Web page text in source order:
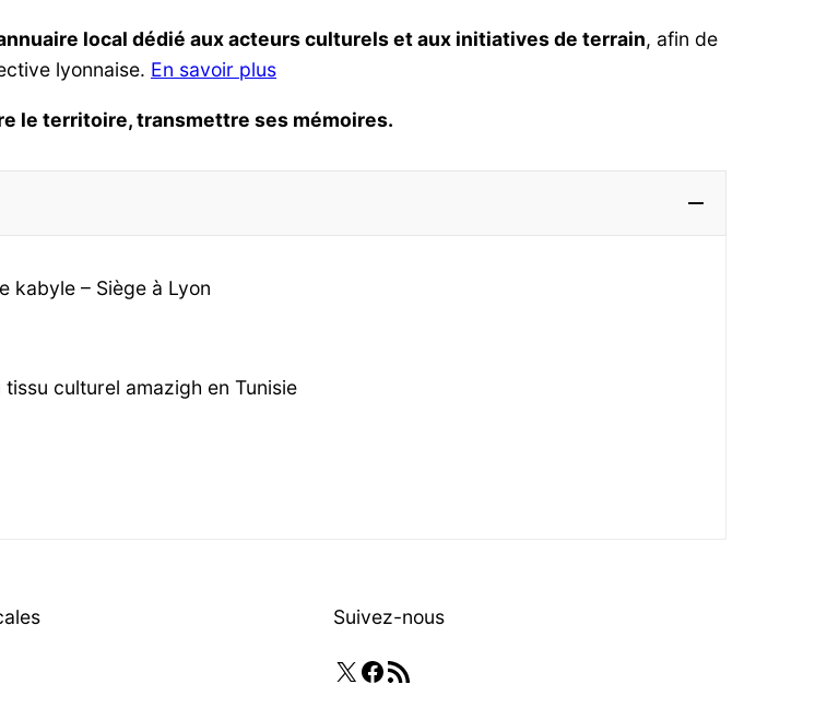
local dédié aux acteurs culturels et aux initiatives de terrain, afin de
lyonnaise. En savoir plus
le territoire, transmettre ses mémoires.
kabyle – Siège à Lyon
culturel amazigh en Tunisie
Suivez-nous
X Facebook
Flux RSS